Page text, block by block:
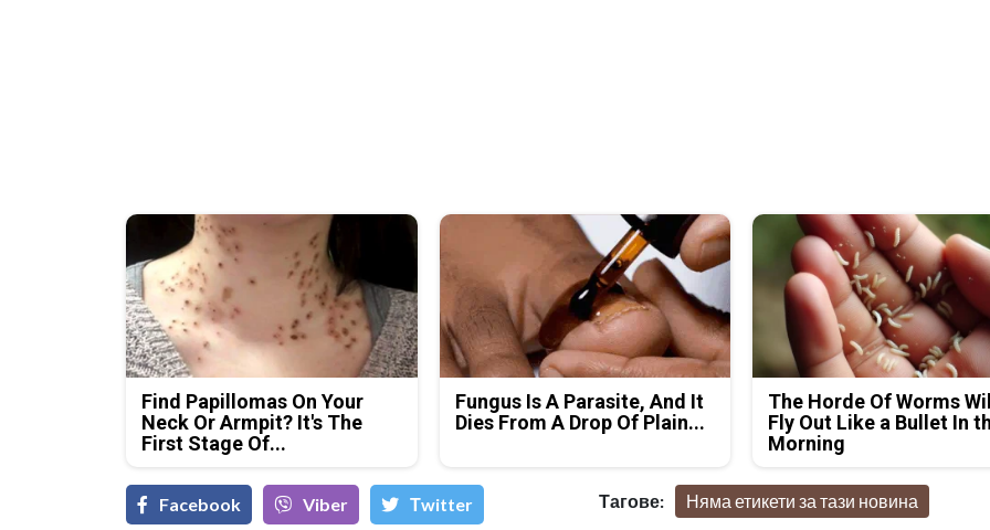
Find Papillomas On Your
Neck Or Armpit? It's The
First Stage Of...
Fungus Is A Parasite, And It
Dies From A Drop Of Plain...
The Horde Of Worms
Fly Out Like a Bullet In
Morning
Facebook Viber Тwitter Тагове: Няма етикети за тази новина